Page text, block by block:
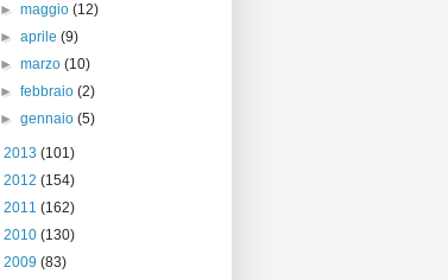
►maggio(12)
►aprile(9)
►marzo(10)
►febbraio(2)
►gennaio(5)
2013 (101)
2012 (154)
2011 (162)
2010 (130)
2009 (83)